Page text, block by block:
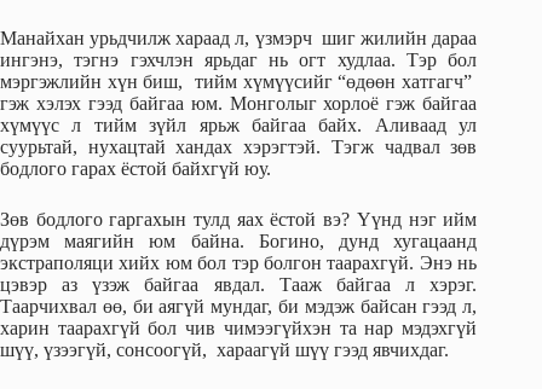
Манайхан урьдчилж хараад л, үзмэрч шиг жилийн дараа
ингэнэ, тэгнэ гэхчлэн ярьдаг нь огт худлаа. Тэр бол
мэргэжлийн хүн биш, тийм хүмүүсийг “өдөөн хатгагч”
гэж хэлэх гээд байгаа юм. Монголыг хорлоё гэж байгаа
хүмүүс л тийм зүйл ярьж байгаа байх. Аливаад ул
суурьтай, нухацтай хандах хэрэгтэй. Тэгж чадвал зөв
бодлого гарах ёстой байхгүй юу.
Зөв бодлого гаргахын тулд яах ёстой вэ? Үүнд нэг ийм
дүрэм маягийн юм байна. Богино, дунд хугацаанд
экстраполяци хийх юм бол тэр болгон таарахгүй. Энэ нь
цэвэр аз үзэж байгаа явдал. Тааж байгаа л хэрэг.
Таарчихвал өө, би аягүй мундаг, би мэдэж байсан гээд л,
харин таарахгүй бол чив чимээгүйхэн та нар мэдэхгүй
шүү, үзээгүй, сонсоогүй, хараагүй шүү гээд явчихдаг.